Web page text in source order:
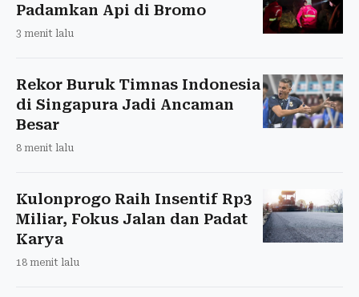
Padamkan Api di Bromo
3 menit lalu
Rekor Buruk Timnas Indonesia
di Singapura Jadi Ancaman
Besar
8 menit lalu
Kulonprogo Raih Insentif Rp3
Miliar, Fokus Jalan dan Padat
Karya
18 menit lalu